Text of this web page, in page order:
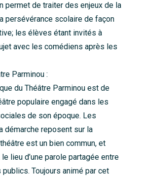
permet de traiter des enjeux de la
persévérance scolaire de façon
les élèves étant invités à
avec les comédiens après les
Parminou :
du Théâtre Parminou est de
populaire engagé dans les
de son époque. Les
démarche reposent sur la
est un bien commun, et
le lieu d’une parole partagée entre
Toujours animé par cet